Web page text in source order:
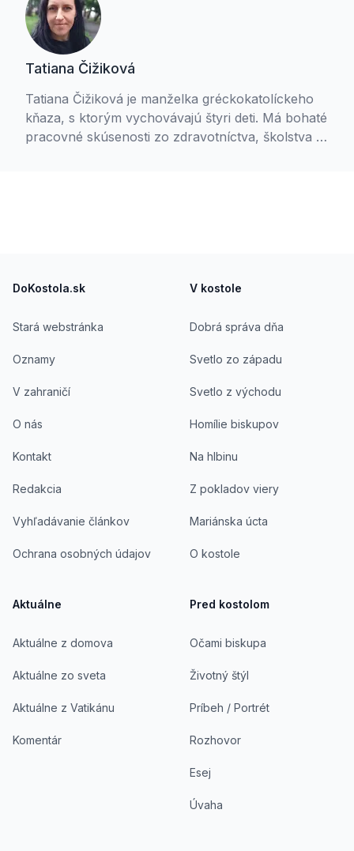
Tatiana Čižiková
Tatiana Čižiková je manželka gréckokatolíckeho
kňaza, s ktorým vychovávajú štyri deti. Má bohaté
pracovné skúsenosti zo zdravotníctva, školstva aj
DoKostola.sk
Stará webstránka
Oznamy
V zahraničí
O nás
Kontakt
Redakcia
Vyhľadávanie článkov
Ochrana osobných údajov
Aktuálne
Aktuálne z domova
Aktuálne zo sveta
Aktuálne z Vatikánu
Komentár
V kostole
Dobrá správa dňa
Svetlo zo západu
Svetlo z východu
Homílie biskupov
Na hlbinu
Z pokladov viery
Mariánska úcta
O kostole
Pred kostolom
Očami biskupa
Životný štýl
Príbeh / Portrét
Rozhovor
Esej
Úvaha